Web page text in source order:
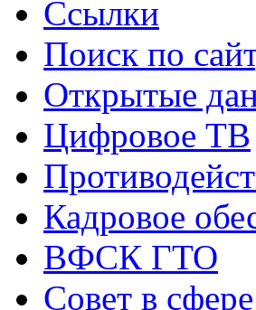
Ссылки
Поиск по
Открытые
Цифровое ТВ
Кадровое
ВФСК ГТО
Совет в